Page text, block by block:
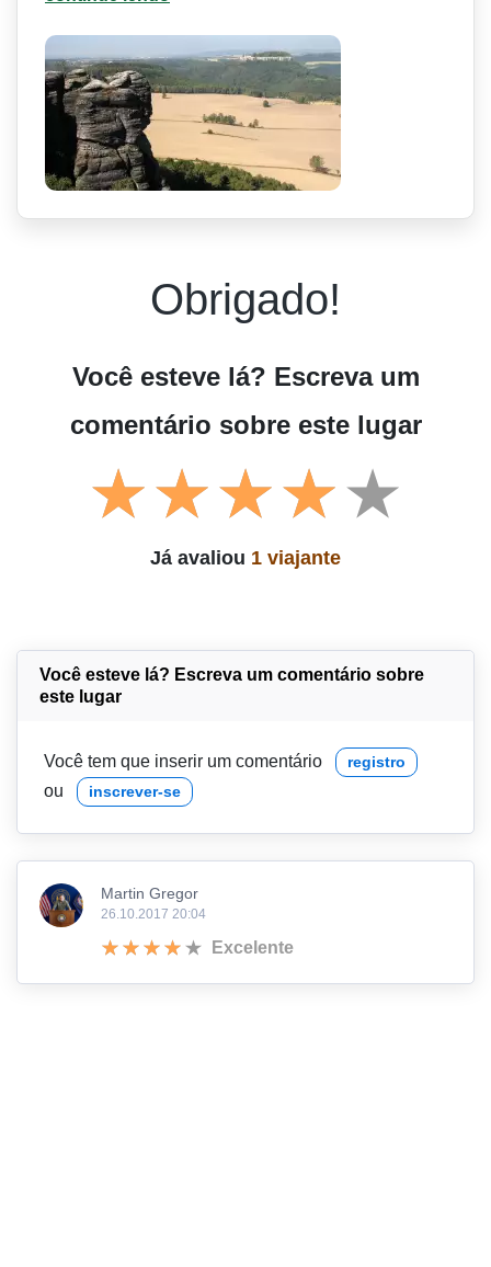
Obrigado!
Você esteve lá? Escreva um
comentário sobre este lugar
Já avaliou 1 viajante
Você esteve lá? Escreva um comentário sobre
este lugar
Você tem que inserir um comentário registro
ou inscrever-se
Martin Gregor
26.10.2017 20:04
Excelente